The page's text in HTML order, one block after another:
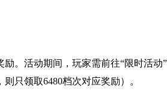
。活动期间，玩家需前往“限时活
只领取6480档次对应奖励）。